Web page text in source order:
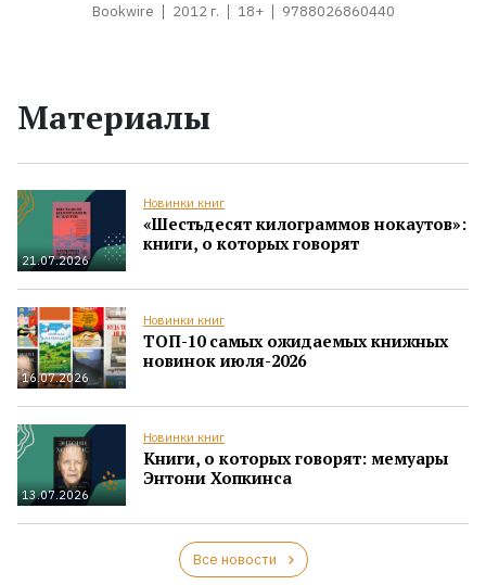
Bookwire 2012 г. 18+ 9788026860440
Материалы
21.07.2026
Новинки книг
«Шестьдесят килограммов нокаутов»:
книги, о которых говорят
16.07.2026
Новинки книг
ТОП-10 самых ожидаемых книжных
новинок июля-2026
13.07.2026
Новинки книг
Книги, о которых говорят: мемуары
Энтони Хопкинса
Все новости